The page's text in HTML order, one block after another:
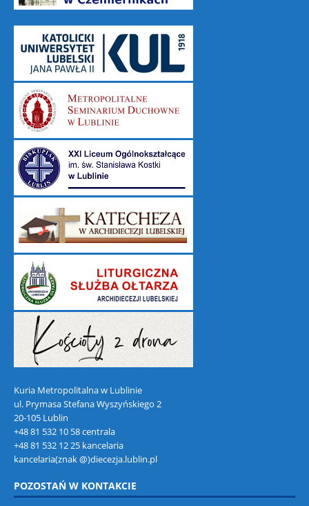
Kuria Metropolitalna w Lublinie
ul. Prymasa Stefana Wyszyńskiego 2
20-105 Lublin
+48 81 532 10 58 centrala
+48 81 532 12 25 kancelaria
kancelaria(znak @)diecezja.lublin.pl
POZOSTAŃ W KONTAKCIE